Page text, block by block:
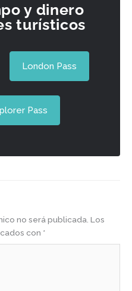
y dinero
turísticos
London Pass
Pass
no será publicada. Los
con *